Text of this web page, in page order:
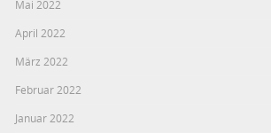
Mai 2022
April 2022
März 2022
Februar 2022
Januar 2022